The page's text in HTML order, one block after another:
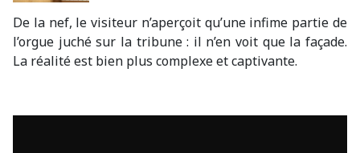
De la nef, le visiteur n’aperçoit qu’une infime partie de
l’orgue juché sur la tribune : il n’en voit que la façade.
La réalité est bien plus complexe et captivante.